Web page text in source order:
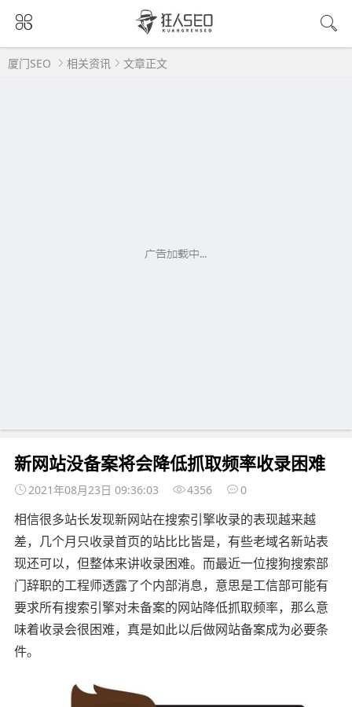
厦门SEO 相关资讯 文章正文
新网站没备案将会降低抓取频率收录困难
2021年08月23日 09:36:03 4356 0
相信很多站长发现新网站在搜索引擎收录的表现越来越
差，几个月只收录首页的站比比皆是，有些老域名新站表
现还可以，但整体来讲收录困难。而最近一位搜狗搜索部
门辞职的工程师透露了个内部消息，意思是工信部可能有
要求所有搜索引擎对未备案的网站降低抓取频率，那么意
味着收录会很困难，真是如此以后做网站备案成为必要条
件。